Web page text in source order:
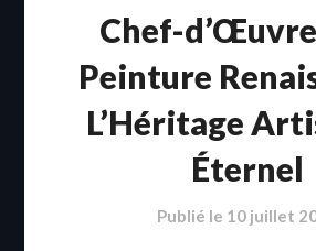
Chef-
Peinture
L’Héritage
Éternel
Publié le 10 juillet